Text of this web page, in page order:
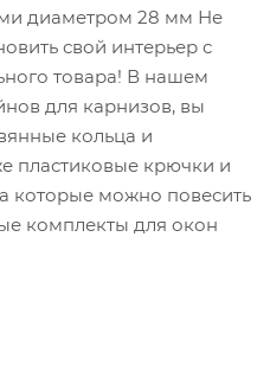
диаметром 28 мм Не
свой интерьер с
товара! В нашем
для карнизов, вы
кольца и
пластиковые крючки и
которые можно повесить
комплекты для окон